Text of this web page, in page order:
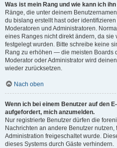
Was ist mein Rang und wie kann ich
Ränge, die unter deinem
du bislang erstellt hast oder
Moderatoren und Administratoren.
eines Ranges nicht direkt ändern, da sie
festgelegt wurden. Bitte schreibe keine
Rang zu erhöhen — die meisten Boards
Moderator oder Administrator wird
wieder zurücksetzen.
Nach oben
Wenn ich bei einem Benutzer auf den
aufgefordert, mich anzumelden.
Nur registrierte Benutzer dürfen die
Nachrichten an andere Benutzer
Administration freigeschaltet wurde.
dieses Systems durch Gäste verhindern.